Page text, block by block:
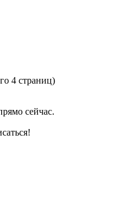
4 страниц)
сейчас.